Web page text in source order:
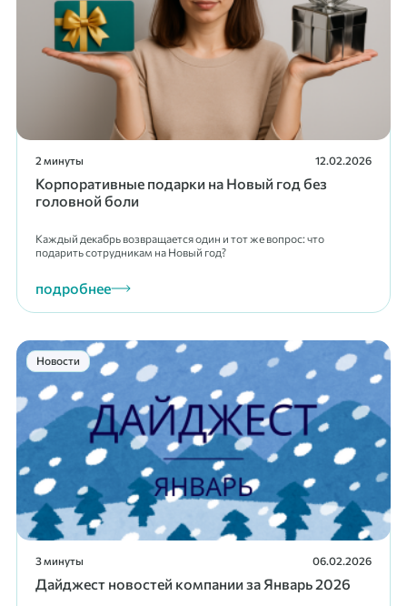
2 минуты 12.02.2026
Корпоративные подарки на Новый год без
головной боли
Каждый декабрь возвращается один и тот же вопрос: что
подарить сотрудникам на Новый год?
подробнее
3 минуты 06.02.2026
Дайджест новостей компании за Январь 2026
Новости